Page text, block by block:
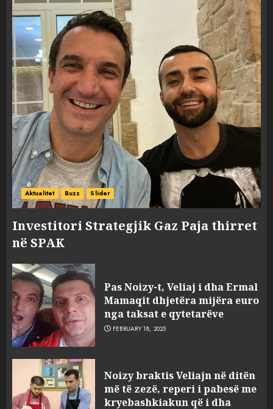
Aktualitet Buzz Slider
Investitori Strategjik Gaz Paja thirret
në SPAK
Pas Noizy-t, Veliaj i dha Ermal
Mamaqit dhjetëra mijëra euro
nga taksat e qytetarëve
FEBRUARY 18, 2025
Noizy braktis Veliajn në ditën
më të zezë, reperi i pabesë me
kryebashkiakun që i dha
sulmuan “One Albania”,
ngjarja u fsheh. A u vodhën
serverat?